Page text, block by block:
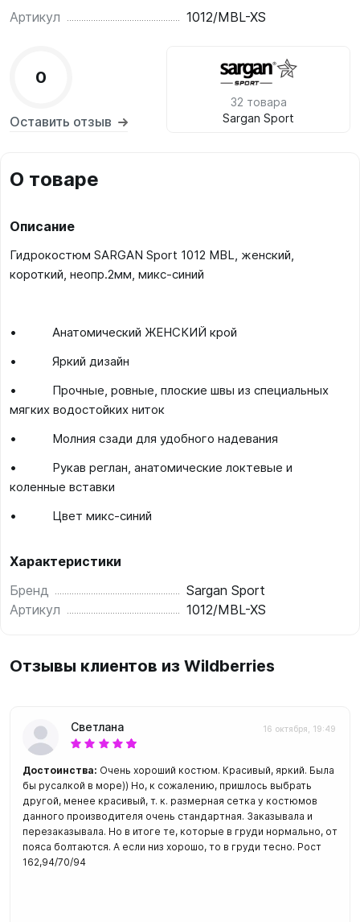
Артикул 1012/MBL-XS
0
Оставить отзыв
32 товара
Sargan Sport
О товаре
Описание
Гидрокостюм SARGAN Sport 1012 MBL, женский,
короткий, неопр.2мм, микс-синий
• Анатомический ЖЕНСКИЙ крой
• Яркий дизайн
• Прочные, ровные, плоские швы из специальных
мягких водостойких ниток
• Молния сзади для удобного надевания
• Рукав реглан, анатомические локтевые и
коленные вставки
• Цвет микс-синий
Характеристики
Бренд
Sargan Sport
Артикул
1012/MBL-XS
Отзывы клиентов из Wildberries
Светлана 16 октября, 19:49
Достоинства: Очень хороший костюм. Красивый, яркий. Была
бы русалкой в море)) Но, к сожалению, пришлось выбрать
другой, менее красивый, т. к. размерная сетка у костюмов
данного производителя очень стандартная. Заказывала и
перезаказывала. Но в итоге те, которые в груди нормально, от
пояса болтаются. А если низ хорошо, то в груди тесно. Рост
162,94/70/94